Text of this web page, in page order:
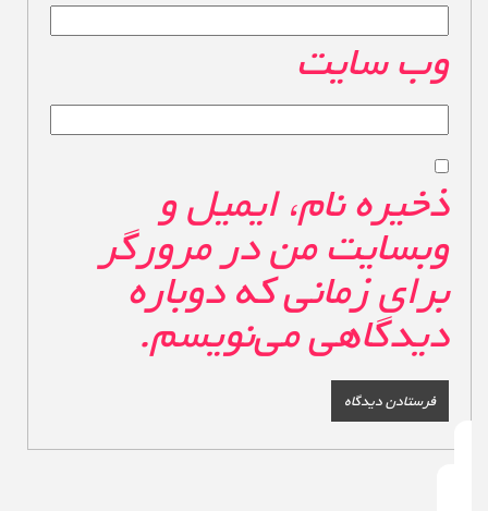
وب‌ سایت
ذخیره نام، ایمیل و
وبسایت من در مرورگر
برای زمانی که دوباره
دیدگاهی می‌نویسم.